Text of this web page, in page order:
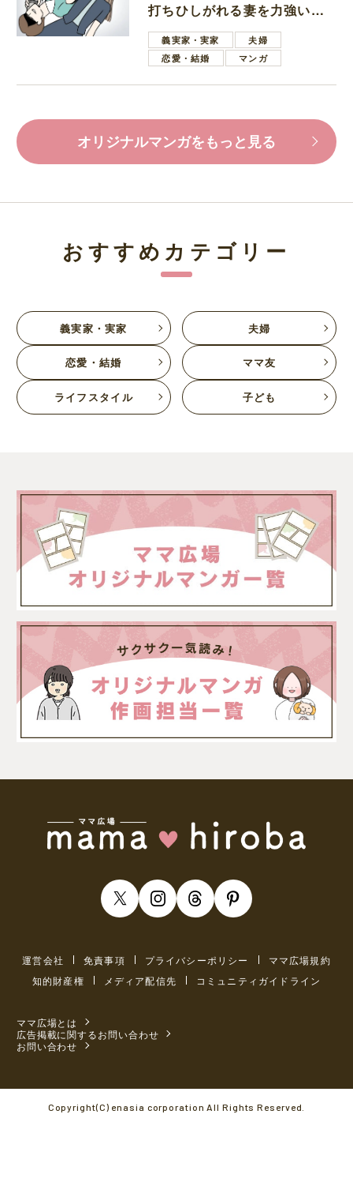
打ちひしがれる妻を力強い言
葉で励ます夫
義実家・実家
夫婦
恋愛・結婚
マンガ
オリジナルマンガをもっと見る
おすすめカテゴリー
義実家・実家 夫婦
恋愛・結婚 ママ友
ライフスタイル 子ども
運営会社 免責事項 プライバシーポリシー
ママ広場規約
知的財産権
メディア配信先 コミュニティガイドライン
ママ広場とは
広告掲載に関するお問い合わせ
お問い合わせ
Copyright(C) enasia corporation All Rights Reserved.